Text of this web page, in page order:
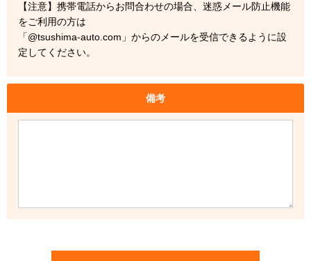
【注意】携帯電話からお問合わせの場合、迷惑メール防止機能
をご利用の方は
「@tsushima-auto.com」からのメールを受信できるように設
定してください。
備考